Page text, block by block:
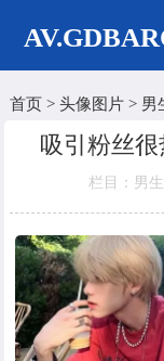
首页
两性商城
女生头像
美女头像
男生头像
首页> 头像图片> 男
吸引粉丝
栏目：男